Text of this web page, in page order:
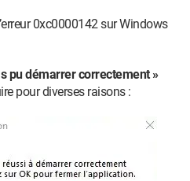
0xc0000142 sur Windows
pu démarrer correctement »
pour diverses raisons :